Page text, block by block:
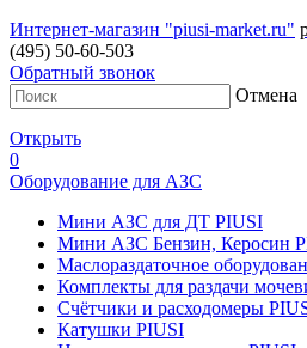
Интернет-магазин "piusi-market.ru"
(495) 50-60-503
Обратный звонок
Отмена
Открыть
0
Оборудование для АЗС
Мини АЗС для ДТ PIUSI
Мини АЗС Бензин, Керосин
Маслораздаточное
Комплекты для раздачи
Счётчики и расходомеры
Катушки PIUSI